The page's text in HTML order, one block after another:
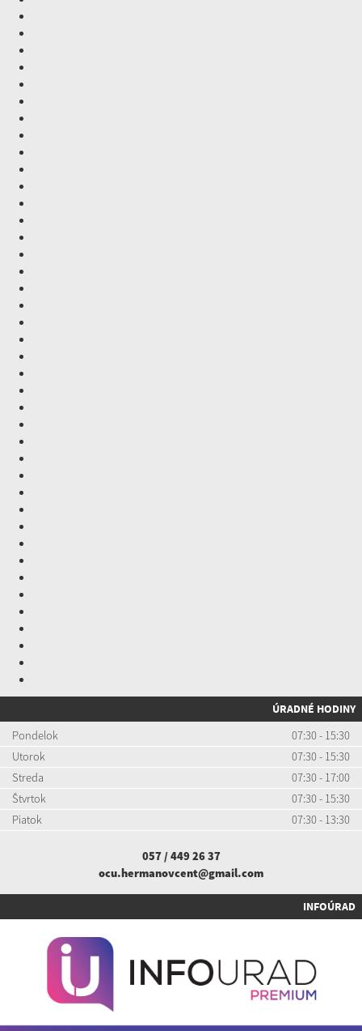
ÚRADNÉ HODINY
Pondelok
07:30 - 15:30
Utorok
07:30 - 15:30
Streda
07:30 - 17:00
Štvrtok
07:30 - 15:30
Piatok
07:30 - 13:30
057 / 449 26 37
ocu.hermanovcent@gmail.com
INFOÚRAD